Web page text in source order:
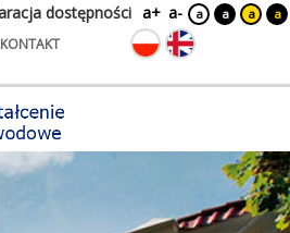
KONTAKT
dostępności a+ a- a a a a